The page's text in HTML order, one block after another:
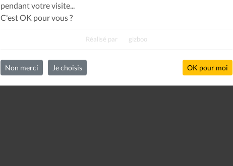
pendant votre visite...
C'est OK pour vous ?
Réalisé par gizboo
Non merci Je choisis OK pour moi